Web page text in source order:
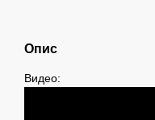
Опис
Видео: